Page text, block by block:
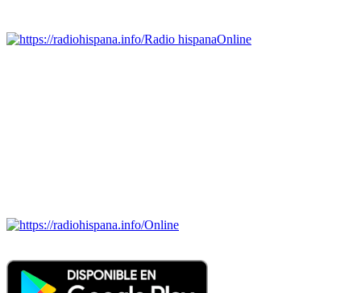
Radio hispanaOnline
Online